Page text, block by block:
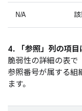
N/A
4. 「参照」 列の項目
脆弱性の詳細の表で
参照番号が属する組
ます。